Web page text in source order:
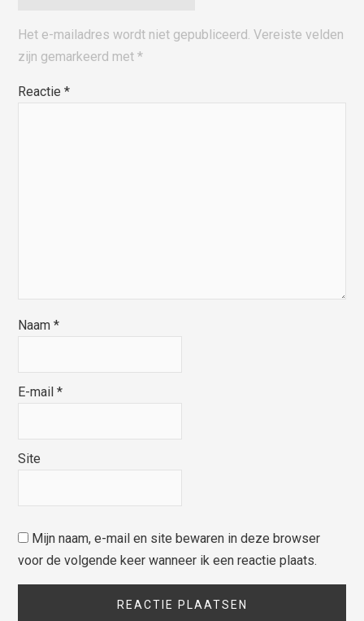
Het e-mailadres wordt niet gepubliceerd. Vereiste velden
zijn gemarkeerd met*
Reactie*
Naam*
E-mail*
Site
Mijn naam, e-mail en site bewaren in deze browser
voor de volgende keer wanneer ik een reactie plaats.